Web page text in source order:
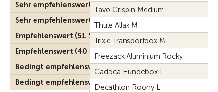
Tavo Crispin Medium
Thule Allax M
Trixie Transportbox M
Freezack Aluminium Rocky
Cadoca Hundebox L
Decathlon Roony L
Sehr empfehlenswert (77 %)
Sehr empfehlenswert (67 %)
Empfehlenswert (51 %)
Empfehlenswert (40 %)
Bedingt empfehlenswert (38 %)
Bedingt empfehlenswert (32 %)